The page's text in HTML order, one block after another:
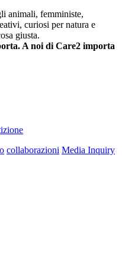
animali, femministe,
curiosi per natura e
giusta.
A noi di Care2 importa
collaborazioni Media Inquiry